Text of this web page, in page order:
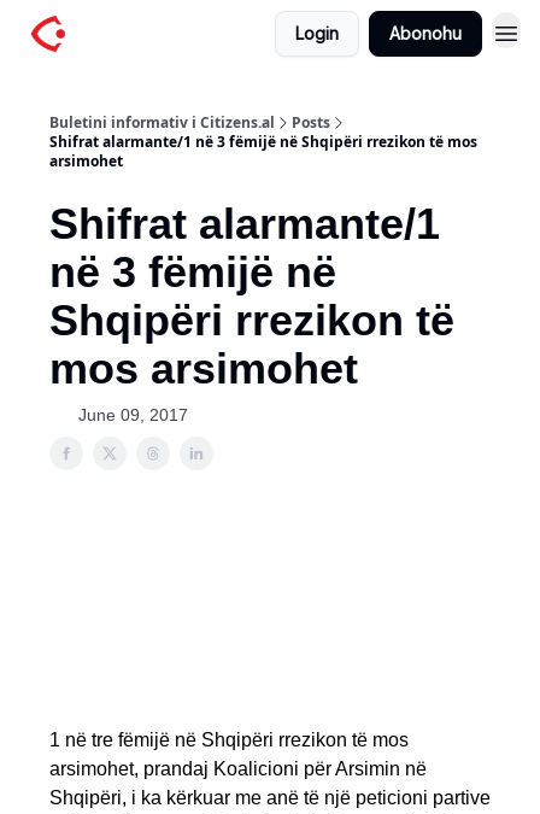
Login Abonohu
Buletini informativ i Citizens.al
Posts
Shifrat alarmante/1 në 3 fëmijë në Shqipëri rrezikon të mos
arsimohet
Shifrat alarmante/1
në 3 fëmijë në
Shqipëri rrezikon të
mos arsimohet
June 09, 2017
1 në tre fëmijë në Shqipëri rrezikon të mos
arsimohet, prandaj Koalicioni për Arsimin në
Shqipëri, i ka kërkuar me anë të një peticioni partive